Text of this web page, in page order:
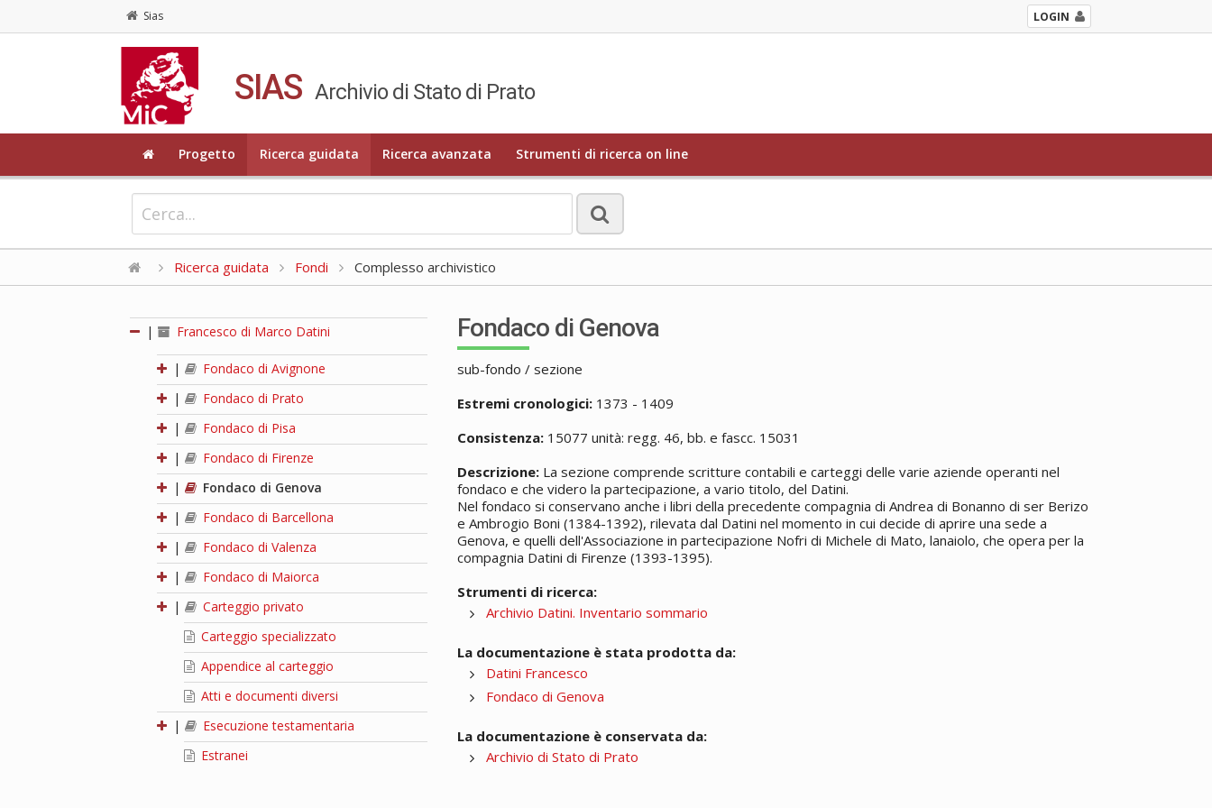
Sias LOGIN
SIAS Archivio di Stato di Prato
Progetto Ricerca guidata Ricerca avanzata Strumenti di ricerca on line
Ricerca guidata Fondi Complesso archivistico
| Francesco di Marco Datini
|
Fondaco di Avignone
|
Fondaco di Prato
|
Fondaco di Pisa
|
Fondaco di Firenze
|
Fondaco di Genova
|
Fondaco di Barcellona
|
Fondaco di Valenza
|
Fondaco di Maiorca
|
Carteggio privato
Carteggio specializzato
Appendice al carteggio
Atti e documenti diversi
|
Esecuzione testamentaria
Estranei
Fondaco di Genova
sub-fondo / sezione
Estremi cronologici: 1373 - 1409
Consistenza: 15077 unità: regg. 46, bb. e fascc. 15031
Descrizione: La sezione comprende scritture contabili e carteggi delle varie aziende operanti nel
fondaco e che videro la partecipazione, a vario titolo, del Datini.
Nel fondaco si conservano anche i libri della precedente compagnia di Andrea di Bonanno di ser Berizo
e Ambrogio Boni (1384-1392), rilevata dal Datini nel momento in cui decide di aprire una sede a
Genova, e quelli dell'Associazione in partecipazione Nofri di Michele di Mato, lanaiolo, che opera per la
compagnia Datini di Firenze (1393-1395).
Strumenti di ricerca:
Archivio Datini. Inventario sommario
La documentazione è stata prodotta da:
Datini Francesco
Fondaco di Genova
La documentazione è conservata da:
Archivio di Stato di Prato